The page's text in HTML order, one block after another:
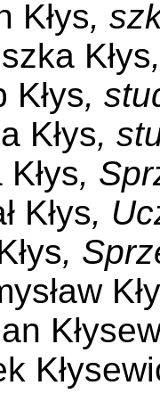
Kłys,
Kłys
,
Kłys,
,
Kłys,
,